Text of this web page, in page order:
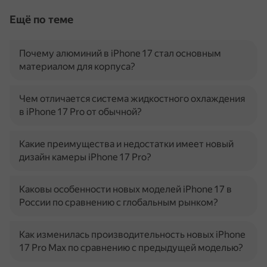
Ещё по теме
Почему алюминий в iPhone 17 стал основным
материалом для корпуса?
Чем отличается система жидкостного охлаждения
в iPhone 17 Pro от обычной?
Какие преимущества и недостатки имеет новый
дизайн камеры iPhone 17 Pro?
Каковы особенности новых моделей iPhone 17 в
России по сравнению с глобальным рынком?
Как изменилась производительность новых iPhone
17 Pro Max по сравнению с предыдущей моделью?